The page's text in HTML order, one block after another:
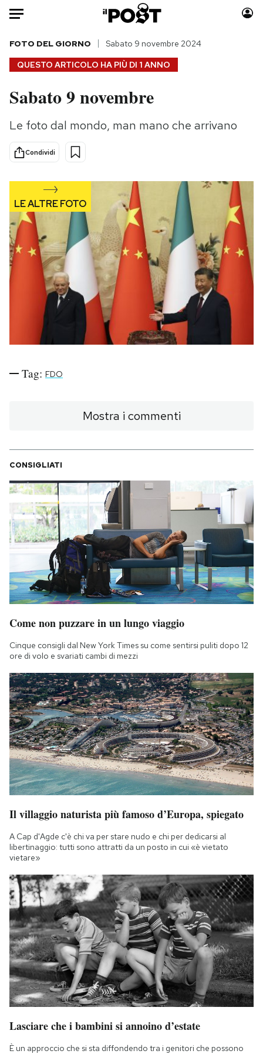
Auto
HOME
Italia
Politica
Tecnologia
Scienza
Cultura
Economia
Sport
Moda
Consumismi
Media
Altrecose
Mondiali calcio 2026
PODCAST
NEWSLETTER
AREA PERSONALE
Area Personale
Newsletter
Notifiche mobile
Regala il Post
Hai bisogno di aiuto?
Esci
QUESTO ARTICOLO HA PIÙ DI 1 ANNO
FOTO DEL GIORNO Sabato 9 novembre 2024
Sabato 9 novembre
Le foto dal mondo, man mano che arrivano
Condividi
Tag: FDO
Mostra i commenti
CONSIGLIATI
Come non puzzare in un lungo viaggio
Cinque consigli dal New York Times su come sentirsi puliti dopo 12
ore di volo e svariati cambi di mezzi
Il villaggio naturista più famoso d’Europa, spiegato
A Cap d'Agde c'è chi va per stare nudo e chi per dedicarsi al
libertinaggio: tutti sono attratti da un posto in cui «è vietato
vietare»
Lasciare che i bambini si annoino d’estate
È un approccio che si sta diffondendo tra i genitori che possono